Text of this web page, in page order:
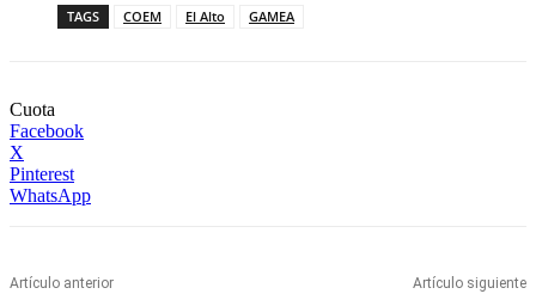
TAGS COEM El Alto GAMEA
Cuota
Facebook
X
Pinterest
WhatsApp
Artículo anterior Artículo siguiente